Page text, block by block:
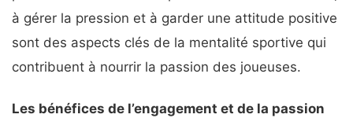
à gérer la pression et à garder une attitude positive
sont des aspects clés de la mentalité sportive qui
contribuent à nourrir la passion des joueuses.
Les bénéfices de l’engagement et de la passion